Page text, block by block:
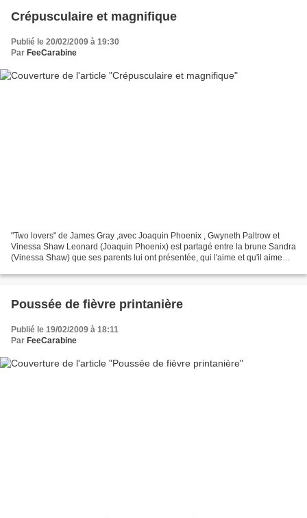
Crépusculaire et magnifique
Publié le 20/02/2009 à 19:30
Par FeeCarabine
"Two lovers" de James Gray ,avec Joaquin Phoenix , Gwyneth Paltrow et
Vinessa Shaw Leonard (Joaquin Phoenix) est partagé entre la brune Sandra
(Vinessa Shaw) que ses parents lui ont présentée, qui l'aime et qu'il aime
Poussée de fièvre printanière
Publié le 19/02/2009 à 18:11
Par FeeCarabine